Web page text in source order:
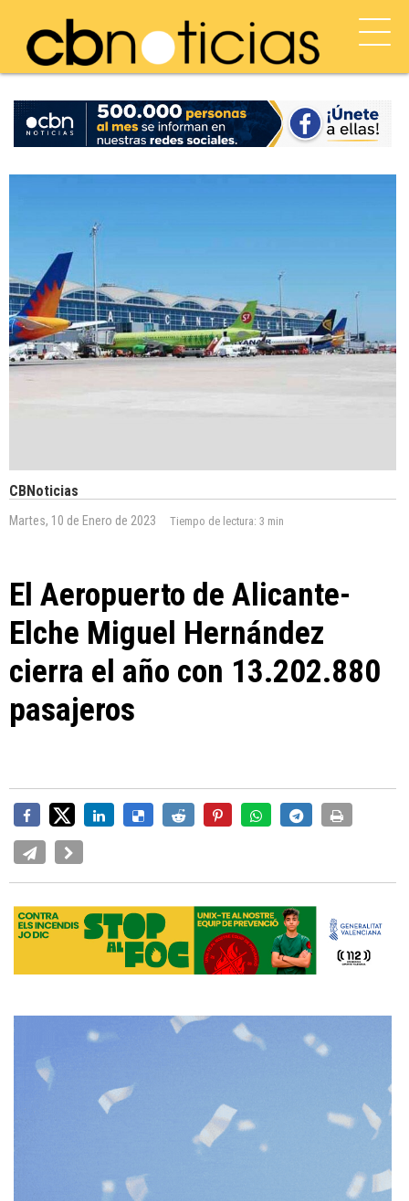
CBNoticias
Martes, 10 de Enero de 2023 Tiempo de lectura: 3 min
El Aeropuerto de Alicante-
Elche Miguel Hernández
cierra el año con 13.202.880
pasajeros